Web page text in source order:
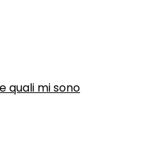
quali mi sono